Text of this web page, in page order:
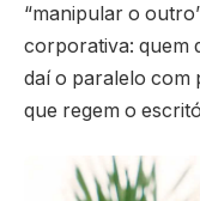
“manipular o
corporativa: quem
daí o paralelo com
que regem o